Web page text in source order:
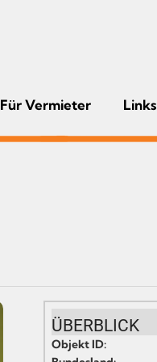
Für Vermieter Links
ÜBERBLICK
Objekt ID: